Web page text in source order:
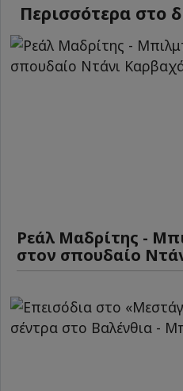
Περισσότερα στο
Ρεάλ Μαδρίτης -
στον σπουδαίο